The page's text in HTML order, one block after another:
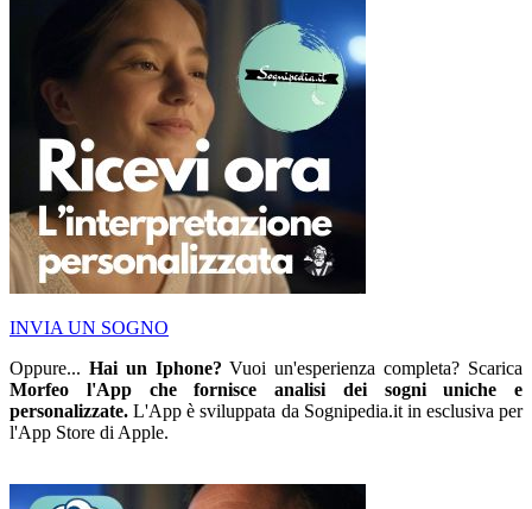
INVIA UN SOGNO
Oppure... Hai un Iphone? Vuoi un'esperienza completa? Scarica
Morfeo l'App che fornisce analisi dei sogni uniche e
personalizzate. L'App è sviluppata da Sognipedia.it in esclusiva per
l'App Store di Apple.